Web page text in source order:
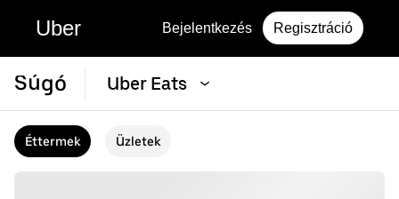
Uber Bejelentkezés Regisztráció
Súgó Uber Eats
Éttermek Üzletek